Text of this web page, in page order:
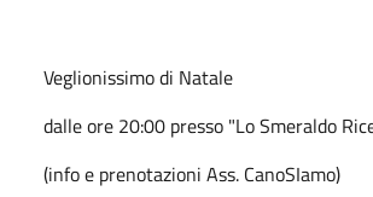
Veglionissimo di Natale
dalle ore 20:00 presso "Lo Smeraldo
(info e prenotazioni Ass. CanoSIamo)